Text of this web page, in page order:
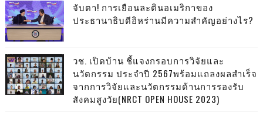
จับตา! การเยือนละตินอเมริกาของ
ประธานาธิบดีอิหร่านมีความสำคัญอย่างไร?
วช. เปิดบ้าน ชี้แจงกรอบการวิจัยและ
นวัตกรรม ประจำปี 2567พร้อมแถลงผลสำเร็จ
จากการวิจัยและนวัตกรรมด้านการรองรับ
สังคมสูงวัย(NRCT OPEN HOUSE 2023)